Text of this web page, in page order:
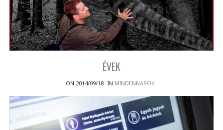
ÉVEK
ON 2014/09/18 IN MINDENNAPOK